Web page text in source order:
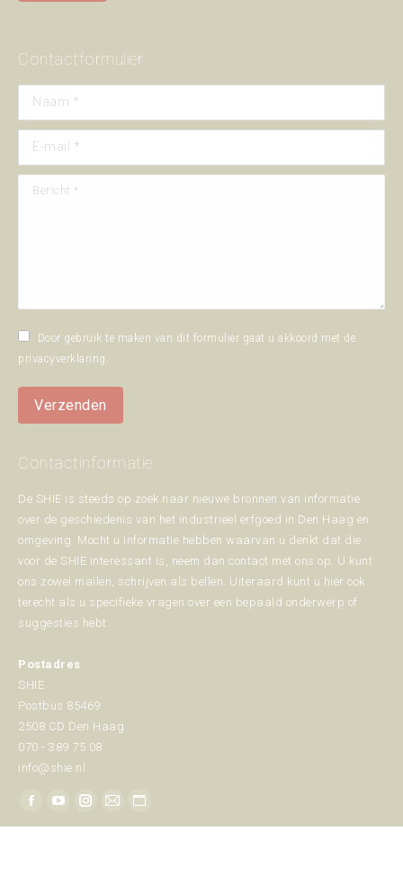
Contactformulier
Naam *
E-mail *
Bericht *
Door gebruik te maken van dit formulier gaat u akkoord met de
privacyverklaring
Verzenden
Contactinformatie
De SHIE is steeds op zoek naar nieuwe bronnen van informatie
over de geschiedenis van het industrieel erfgoed in Den Haag en
omgeving. Mocht u informatie hebben waarvan u denkt dat die
voor de SHIE interessant is, neem dan contact met ons op. U kunt
ons zowel mailen, schrijven als bellen. Uiteraard kunt u hier ook
terecht als u specifieke vragen over een bepaald onderwerp of
suggesties hebt.
Postadres
SHIE
Postbus 85469
2508 CD Den Haag
070 - 389 75 08
info@shie.nl
Vind ons op:
FacebookYouTubeInstagram
Mail Website